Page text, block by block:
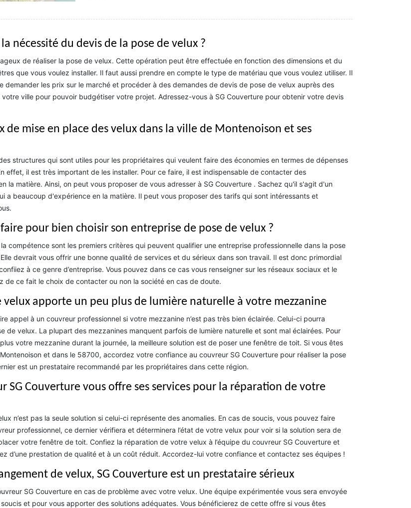
nécessité du devis de la pose de velux ?
de réaliser la pose de velux. Cette opération peut être effectuée en fonction des dimensions et du
que vous voulez installer. Il faut aussi prendre en compte le type de matériau que vous voulez utiliser. Il
demander les prix sur le marché et procéder à des demandes de devis de pose de velux auprès des
ville pour pouvoir budgétiser votre projet. Adressez-vous à SG Couverture pour obtenir votre devis
de mise en place des velux dans la ville de Montenoison et ses
structures qui sont utiles pour les propriétaires qui veulent faire des économies en termes de dépenses
effet, il est très important de les installer. Pour ce faire, il est indispensable de contacter des
la matière. Ainsi, on peut vous proposer de vous adresser à SG Couverture . Sachez qu'il s'agit d'un
a beaucoup d'expérience en la matière. Il peut vous proposer des tarifs qui sont intéressants et
pour bien choisir son entreprise de pose de velux ?
la compétence sont les premiers critères qui peuvent qualifier une entreprise professionnelle dans la pose
devrait vous offrir une bonne qualité de services et du sérieux dans son travail. Il est donc primordial
à ce genre d’entreprise. Vous pouvez dans ce cas vous renseigner sur les réseaux sociaux et le
de ce fait le choix de contacter ou non la société en cas de doute.
velux apporte un peu plus de lumière naturelle à votre mezzanine
appel à un couvreur professionnel si votre mezzanine n’est pas très bien éclairée. Celui-ci pourra
de velux. La plupart des mezzanines manquent parfois de lumière naturelle et sont mal éclairées. Pour
votre mezzanine durant la journée, la meilleure solution est de poser une fenêtre de toit. Si vous êtes
et dans le 58700, accordez votre confiance au couvreur SG Couverture pour réaliser la pose
est un prestataire recommandé par les propriétaires dans cette région.
SG Couverture vous offre ses services pour la réparation de votre
n’est pas la seule solution si celui-ci représente des anomalies. En cas de soucis, vous pouvez faire
professionnel, ce dernier vérifiera et déterminera l’état de votre velux pour voir si la solution sera de
votre fenêtre de toit. Confiez la réparation de votre velux à l’équipe du couvreur SG Couverture et
d’une prestation de qualité et à un coût réduit. Accordez-lui votre confiance et contactez ses équipes !
de velux, SG Couverture est un prestataire sérieux
SG Couverture en cas de problème avec votre velux. Une équipe expérimentée vous sera envoyée
et pour vous apporter des solutions adéquates. Vous bénéficierez de cette offre si vous êtes